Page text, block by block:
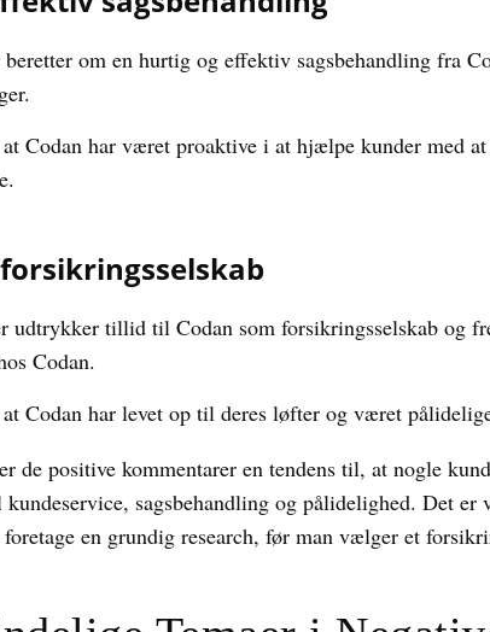
om en hurtig og effektiv sagsbehandling fra
Codan har været proaktive i at hjælpe kunder med
udtrykker tillid til Codan som forsikringsselskab og
Codan.
Codan har levet op til deres løfter og været
de positive kommentarer en tendens til, at nogle
sagsbehandling og pålidelighed. Det
en grundig research, før man vælger et